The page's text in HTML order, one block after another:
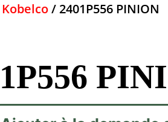
Kobelco/ 2401P556 PINION